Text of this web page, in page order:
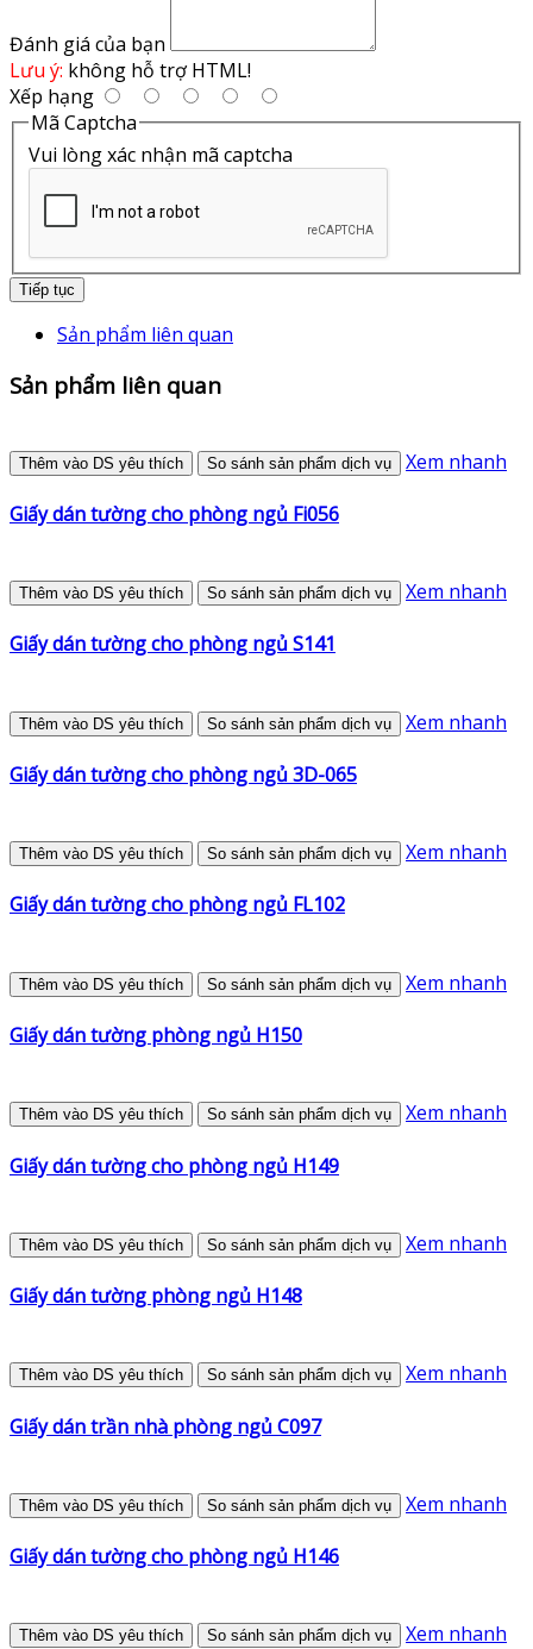
Đánh giá của bạn
Lưu ý: không hỗ trợ HTML!
Xếp hạng
Mã Captcha
Vui lòng xác nhận mã captcha
Tiếp tục
Sản phẩm liên quan
Sản phẩm liên quan
Thêm vào DS yêu thích So sánh sản phẩm dịch vụ Xem nhanh
Giấy dán tường cho phòng ngủ Fi056
Thêm vào DS yêu thích So sánh sản phẩm dịch vụ Xem nhanh
Giấy dán tường cho phòng ngủ S141
Thêm vào DS yêu thích So sánh sản phẩm dịch vụ Xem nhanh
Giấy dán tường cho phòng ngủ 3D-065
Thêm vào DS yêu thích So sánh sản phẩm dịch vụ Xem nhanh
Giấy dán tường cho phòng ngủ FL102
Thêm vào DS yêu thích So sánh sản phẩm dịch vụ Xem nhanh
Giấy dán tường phòng ngủ H150
Thêm vào DS yêu thích So sánh sản phẩm dịch vụ Xem nhanh
Giấy dán tường cho phòng ngủ H149
Thêm vào DS yêu thích So sánh sản phẩm dịch vụ Xem nhanh
Giấy dán tường phòng ngủ H148
Thêm vào DS yêu thích So sánh sản phẩm dịch vụ Xem nhanh
Giấy dán trần nhà phòng ngủ C097
Thêm vào DS yêu thích So sánh sản phẩm dịch vụ Xem nhanh
Giấy dán tường cho phòng ngủ H146
Thêm vào DS yêu thích So sánh sản phẩm dịch vụ Xem nhanh